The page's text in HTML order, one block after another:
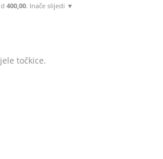
400,00. Inače slijedi ▼
točkice.